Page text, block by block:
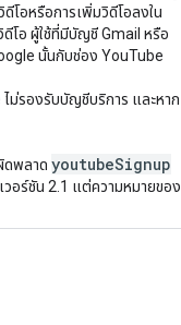
โอหรือการเพิ่มวิดีโอลงใน
โอ ผู้ใช้ที่มีบัญชี Gmail หรือ
นั้นกับช่อง YouTube
ม่รองรับบัญชีบริการ และหาก
ดพลาด youtubeSignup
อร์ชัน 2.1 แต่ความหมายของ